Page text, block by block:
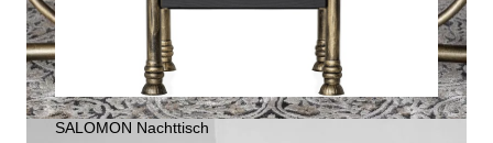
SALOMON Nachttisch